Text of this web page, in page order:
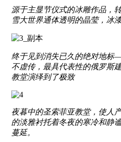
源于主显节仪式的冰雕作品，
雪大世界通体透明的晶莹，冰
终于见到消失已久的绝对地标
不虚传，最具代表性的俄罗斯
教堂演绎到了极致
夜暮中的圣索菲亚教堂，使人
的淡雅衬托着冬夜的寒冷和静
蔓延。